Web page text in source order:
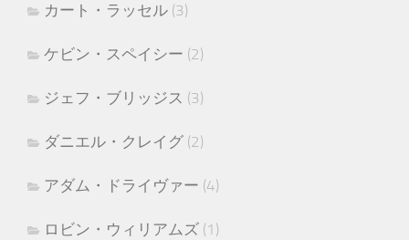
カート・ラッセル (3)
ケビン・スペイシー (2)
ジェフ・ブリッジス (3)
ダニエル・クレイグ (2)
アダム・ドライヴァー (4)
ロビン・ウィリアムズ (1)